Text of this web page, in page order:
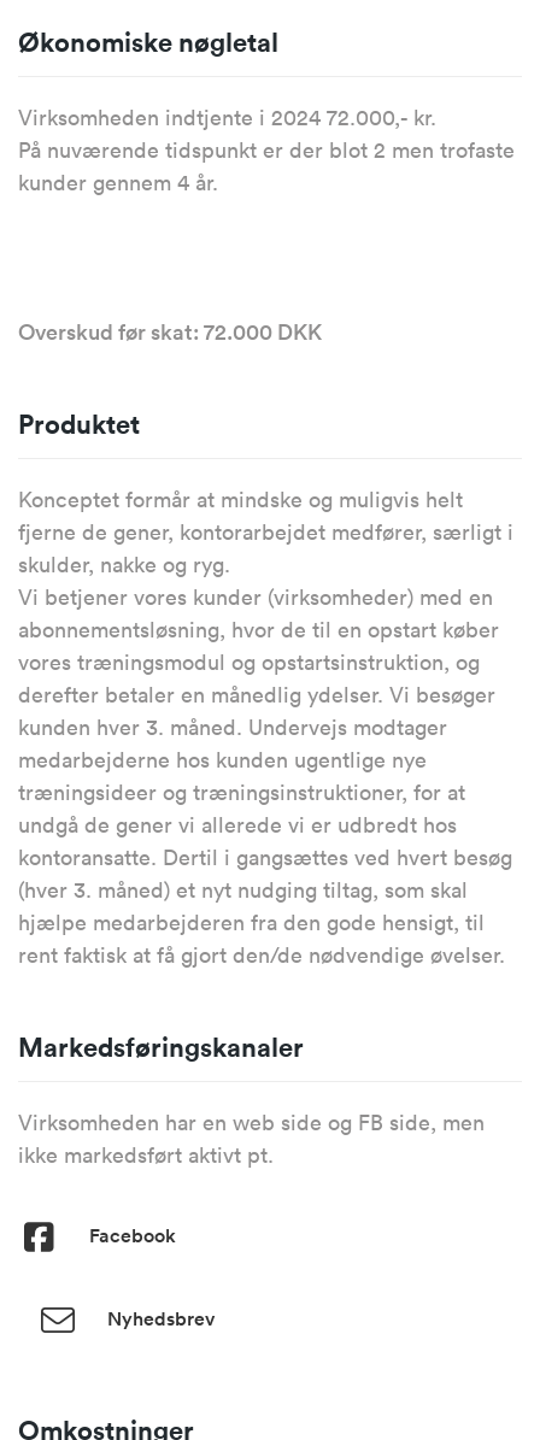
Økonomiske nøgletal
Virksomheden indtjente i 2024 72.000,- kr.
På nuværende tidspunkt er der blot 2 men trofaste
kunder gennem 4 år.
Overskud før skat: 72.000 DKK
Produktet
Konceptet formår at mindske og muligvis helt
fjerne de gener, kontorarbejdet medfører, særligt i
skulder, nakke og ryg.
Vi betjener vores kunder (virksomheder) med en
abonnementsløsning, hvor de til en opstart køber
vores træningsmodul og opstartsinstruktion, og
derefter betaler en månedlig ydelser. Vi besøger
kunden hver 3. måned. Undervejs modtager
medarbejderne hos kunden ugentlige nye
træningsideer og træningsinstruktioner, for at
undgå de gener vi allerede vi er udbredt hos
kontoransatte. Dertil i gangsættes ved hvert besøg
(hver 3. måned) et nyt nudging tiltag, som skal
hjælpe medarbejderen fra den gode hensigt, til
rent faktisk at få gjort den/de nødvendige øvelser.
Markedsføringskanaler
Virksomheden har en web side og FB side, men
ikke markedsført aktivt pt.
Facebook
Nyhedsbrev
Omkostninger